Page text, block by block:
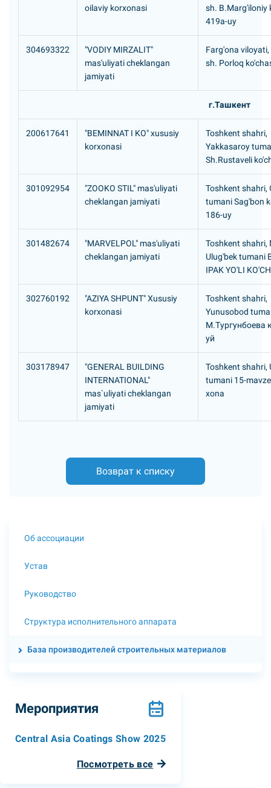
oilaviy korxonasi
sh. B.Marg'iloniy
419a-uy
304693322
"VODIY MIRZALIT"
mas'uliyati cheklangan
jamiyati
Farg'ona
sh. Porloq
г.Ташкент
200617641
"BEMINNAT I KO" xususiy
korxonasi
Toshkent shahri,
Yakkasaroy
Sh.Rustaveli
301092954
"ZOOKO STIL" mas'uliyati
cheklangan jamiyati
Toshkent shahri,
tumani Sag'bon
186-uy
301482674
"MARVELPOL" mas'uliyati
cheklangan jamiyati
Toshkent shahri,
Ulug'bek tumani
IPAK YO'LI
302760192
"AZIYA SHPUNT" Xususiy
korxonasi
Toshkent shahri,
Yunusobod
М.Тургунбоева
уй
303178947
"GENERAL BUILDING
INTERNATIONAL"
mas`uliyati cheklangan
jamiyati
Toshkent shahri,
tumani 15-
xona
Возврат к списку
Об ассоциации
Устав
Руководство
Структура исполнительного аппарата
База производителей строительных материалов
Мероприятия
Central Asia Coatings Show 2025
Посмотреть все